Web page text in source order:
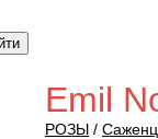
Emil
РОЗЫ /